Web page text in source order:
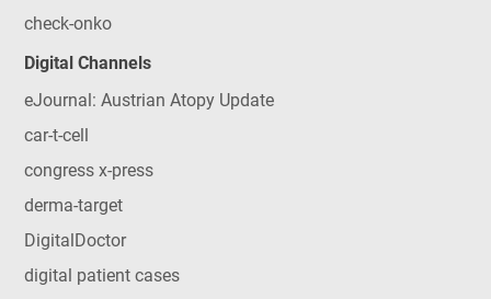
check-onko
Digital Channels
eJournal: Austrian Atopy Update
car-t-cell
congress x-press
derma-target
DigitalDoctor
digital patient cases